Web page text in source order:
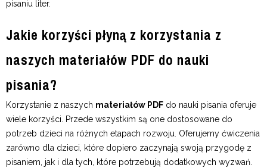
pisaniu liter.
Jakie korzyści płyną z korzystania z
naszych materiałów PDF do nauki
pisania?
Korzystanie z naszych materiałów PDF do nauki pisania oferuje
wiele korzyści. Przede wszystkim są one dostosowane do
potrzeb dzieci na różnych etapach rozwoju. Oferujemy ćwiczenia
zarówno dla dzieci, które dopiero zaczynają swoją przygodę z
pisaniem, jak i dla tych, które potrzebują dodatkowych wyzwań.